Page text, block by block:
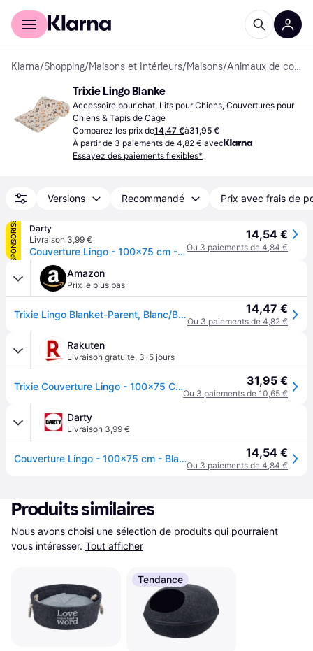
Acheter avec Klarna
Klarna/Shopping/Maisons et Intérieurs/Maisons/ Animaux de compagnie
Trixie Lingo Blanke
Accessoire pour chat, Lits pour Chiens, Couvertures pour
Chiens & Tapis de Cage
Comparez les prix de14,47 €à31,95 €
À partir de 3 paiements de 4,82 € avec
Essayez des paiements flexibles*
Versions Recommandé Prix avec frais de
SPONSORISÉ
Darty
Livraison 3,99 €
Couverture Lingo - 100x75 cm - Blanc et beige - Pour chien
14,54 €
Ou 3 paiements de 4,84 €
Amazon
Prix le plus bas
Trixie Lingo Blanket-Parent, Blanc/Beige, 100 x 75 cm 14,47 €
Ou 3 paiements de 4,82 €
Rakuten
Livraison gratuite, 3-5 jours
Trixie Couverture Lingo - 100x75 Cm - Blanc Et Beige - Pour Chien 31,95 €
Ou 3 paiements de 10,65 €
Darty
Livraison 3,99 €
Couverture Lingo - 100x75 cm - Blanc et beige - Pour chien 14,54 €
Ou 3 paiements de 4,84 €
Produits similaires
Nous avons choisi une sélection de produits qui pourraient
vous intéresser. Tout afficher
Tendance